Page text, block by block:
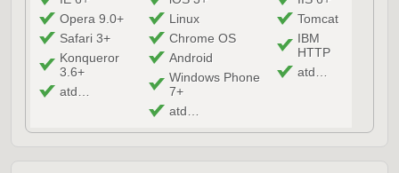
Opera 9.0+
Safari 3+
Konqueror
3.6+
atd…
Linux
Chrome OS
Android
Windows Phone
7+
atd…
Tomcat
IBM
HTTP
atd…